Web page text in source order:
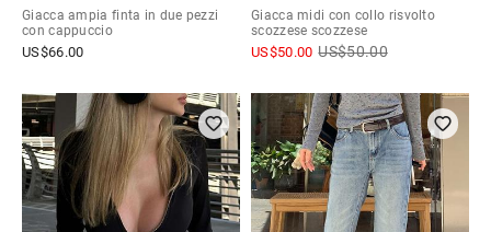
Giacca ampia finta in due pezzi
con cappuccio
US$66.00
Giacca midi con collo risvolto
scozzese scozzese
US$50.00 US$50.00